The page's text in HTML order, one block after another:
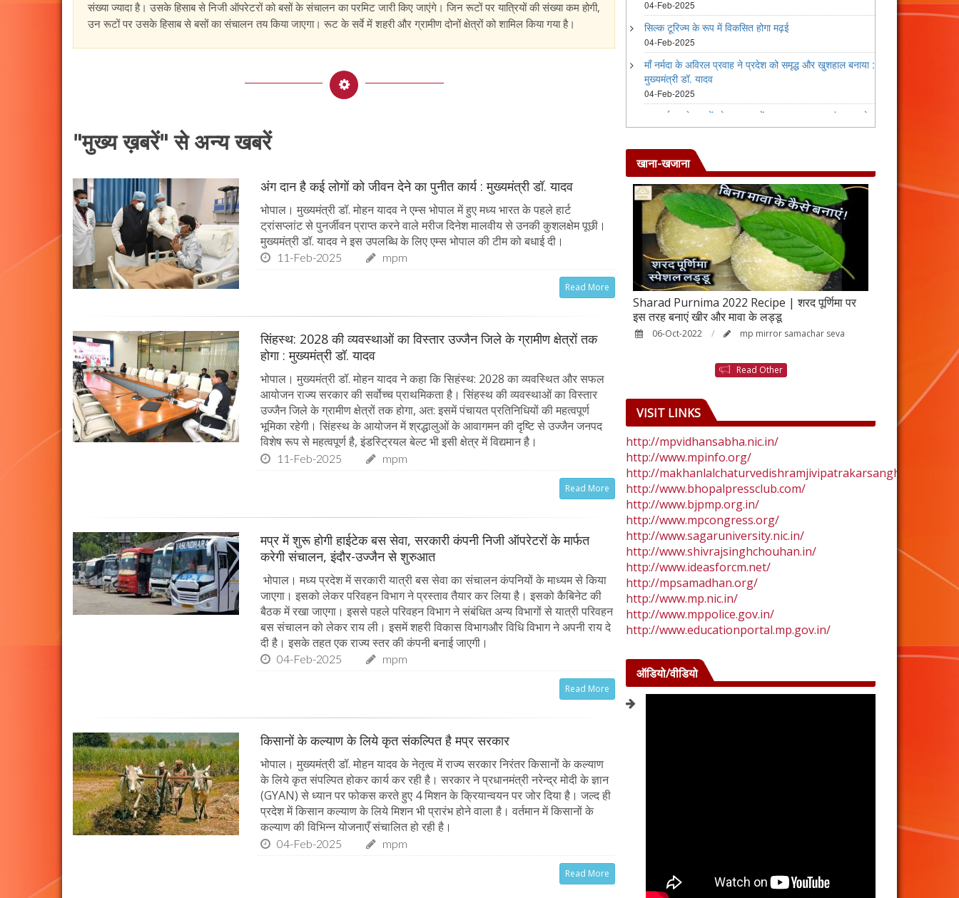
संख्या ज्यादा है। उसके हिसाब से निजी ऑपरेटरों को बसों के संचालन का परमिट जारी किए जाएंगे। जिन रूटों पर यात्रियों की संख्या कम होगी,
उन रूटों पर उसके हिसाब से बसों का संचालन तय किया जाएगा। रूट के सर्वे में शहरी और ग्रामीण दोनों क्षेत्रों को शामिल किया गया है।
"मुख्य ख़बरें" से अन्य खबरें
अंग दान है कई लोगों को जीवन देने का पुनीत कार्य : मुख्यमंत्री डॉ. यादव
भोपाल। मुख्यमंत्री डॉ. मोहन यादव ने एम्स भोपाल में हुए मध्य भारत के पहले हार्ट
ट्रांसप्लांट से पुनर्जीवन प्राप्त करने वाले मरीज दिनेश मालवीय से उनकी कुशलक्षेम पूछी।
मुख्यमंत्री डॉ. यादव ने इस उपलब्धि के लिए एम्स भोपाल की टीम को बधाई दी।
11-Feb-2025 mpm
Read More
सिंहस्थ: 2028 की व्यवस्थाओं का विस्तार उज्जैन जिले के ग्रामीण क्षेत्रों तक
होगा : मुख्यमंत्री डॉ. यादव
भोपाल। मुख्यमंत्री डॉ. मोहन यादव ने कहा कि सिहंस्थ: 2028 का व्यवस्थित और सफल
आयोजन राज्य सरकार की सर्वोच्च प्राथमिकता है। सिंहस्थ की व्यवस्थाओं का विस्तार
उज्जैन जिले के ग्रामीण क्षेत्रों तक होगा, अत: इसमें पंचायत प्रतिनिधियों की महत्वपूर्ण
भूमिका रहेगी। सिंहस्थ के आयोजन में श्रद्धालुओं के आवागमन की दृष्टि से उज्जैन जनपद
विशेष रूप से महत्वपूर्ण है, इंडस्ट्रियल बेल्ट भी इसी क्षेत्र में विद्यमान है।
11-Feb-2025 mpm
Read More
मप्र में शुरू होगी हाईटेक बस सेवा, सरकारी कंपनी निजी ऑपरेटरों के मार्फत
करेगी संचालन, इंदौर-उज्जैन से शुरुआत
भोपाल। मध्य प्रदेश में सरकारी यात्री बस सेवा का संचालन कंपनियों के माध्यम से किया
जाएगा। इसको लेकर परिवहन विभाग ने प्रस्ताव तैयार कर लिया है। इसको कैबिनेट की
बैठक में रखा जाएगा। इससे पहले परिवहन विभाग ने संबंधित अन्य विभागों से यात्री परिवहन
बस संचालन को लेकर राय ली। इसमें शहरी विकास विभागऔर विधि विभाग ने अपनी राय दे
दी है। इसके तहत एक राज्य स्तर की कंपनी बनाई जाएगी।
04-Feb-2025 mpm
Read More
किसानों के कल्याण के लिये कृत संकल्पित है मप्र सरकार
भोपाल। मुख्यमंत्री डॉ. मोहन यादव के नेतृत्व में राज्य सरकार निरंतर किसानों के कल्याण
के लिये कृत संपल्पित होकर कार्य कर रही है। सरकार ने प्रधानमंत्री नरेन्द्र मोदी के ज्ञान
(GYAN) से ध्यान पर फोकस करते हुए 4 मिशन के क्रियान्वयन पर जोर दिया है। जल्द ही
प्रदेश में किसान कल्याण के लिये मिशन भी प्रारंभ होने वाला है। वर्तमान में किसानों के
कल्याण की विभिन्न योजनाएँ संचालित हो रही है।
04-Feb-2025 mpm
Read More
खाना-खजाना
Gud-Moongfali Chikki : सर्दियों का मजा हो जाएगा
दोगुना जब इस तरह बनाएंगे गुड़-मूंगफली की चिक्की
25-Jan-2023 mp mirror samachar seva
Sharad Purnima 2022 Recipe | शरद पूर्णिमा पर
इस तरह बनाएं खीर और मावा के लड्डू
06-Oct-2022 mp mirror samachar seva
Read Other
VISIT LINKS
http://mpvidhansabha.nic.in/
http://www.mpinfo.org/
http://makhanlalchaturvedishramjivipatrakarsangh.com/
http://www.bhopalpressclub.com/
http://www.bjpmp.org.in/
http://www.mpcongress.org/
http://www.sagaruniversity.nic.in/
http://www.shivrajsinghchouhan.in/
http://www.ideasforcm.net/
http://mpsamadhan.org/
http://www.mp.nic.in/
http://www.mppolice.gov.in/
http://www.educationportal.mp.gov.in/
ऑडियो/वीडियो